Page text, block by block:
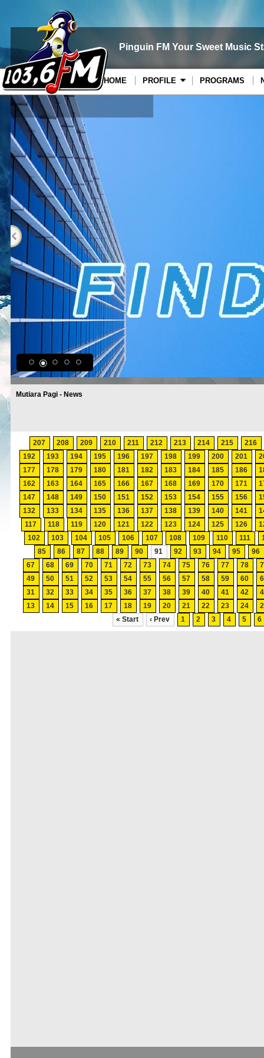
Pinguin FM Your Sweet Music
PROGRAMS
PROFILE
HOME
Mutiara Pagi - News
216
215
214
213
212
211
210
209
208
207
201
200
199
198
197
196
195
194
193
192
186
185
184
183
182
181
180
179
178
177
171
170
169
168
167
166
165
164
163
162
156
155
154
153
152
151
150
149
148
147
141
140
139
138
137
136
135
134
133
132
126
125
124
123
122
121
120
119
118
117
111
110
109
108
107
106
105
104
103
102
96
95
94
93
92
91
90
89
88
87
86
85
78
77
76
75
74
73
72
71
70
69
68
67
60
59
58
57
56
55
54
53
52
51
50
49
42
41
40
39
38
37
36
35
34
33
32
31
24
23
22
21
20
19
18
17
16
15
14
13
6
5
4
3
2
1
‹ Prev
« Start